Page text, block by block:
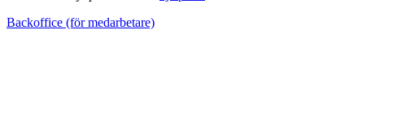
Backoffice (för medarbetare)